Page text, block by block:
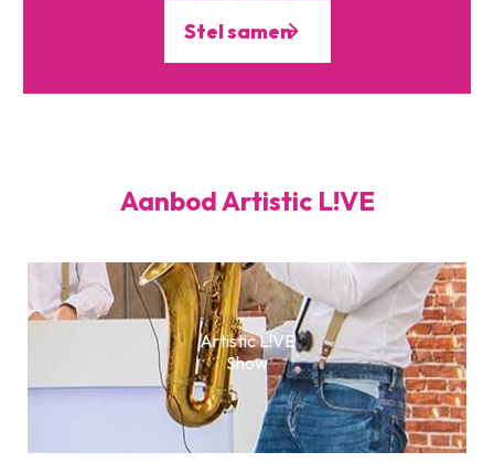
Stel samen
Aanbod Artistic L!VE
Artistic L!VE
Show